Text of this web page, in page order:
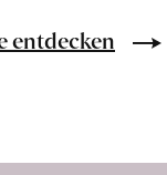
entdecken